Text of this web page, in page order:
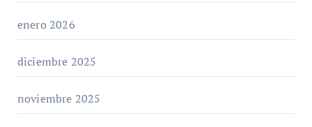
enero 2026
diciembre 2025
noviembre 2025